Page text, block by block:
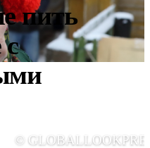
пить
©